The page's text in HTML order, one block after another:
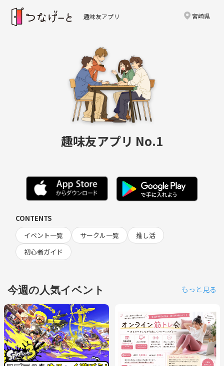
趣味友アプリ 宮崎県
趣味友アプリ No.1
CONTENTS
イベント一覧
サークル一覧
推し活
初心者ガイド
今週の人気イベント もっと見る